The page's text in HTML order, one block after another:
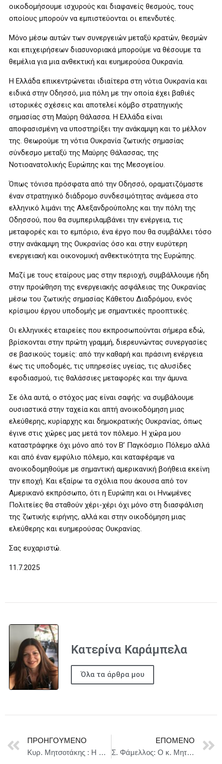
οικοδομήσουμε ισχυρούς και διαφανείς θεσμούς, τους
οποίους μπορούν να εμπιστεύονται οι επενδυτές.
Μόνο μέσω αυτών των συνεργειών μεταξύ κρατών, θεσμών
και επιχειρήσεων διασυνοριακά μπορούμε να θέσουμε τα
θεμέλια για μια ανθεκτική και ευημερούσα Ουκρανία.
Η Ελλάδα επικεντρώνεται ιδιαίτερα στη νότια Ουκρανία και
ειδικά στην Οδησσό, μια πόλη με την οποία έχει βαθιές
ιστορικές σχέσεις και αποτελεί κόμβο στρατηγικής
σημασίας στη Μαύρη Θάλασσα. Η Ελλάδα είναι
αποφασισμένη να υποστηρίξει την ανάκαμψη και το μέλλον
της. Θεωρούμε τη νότια Ουκρανία ζωτικής σημασίας
σύνδεσμο μεταξύ της Μαύρης Θάλασσας, της
Νοτιοανατολικής Ευρώπης και της Μεσογείου.
Όπως τόνισα πρόσφατα από την Οδησσό, οραματιζόμαστε
έναν στρατηγικό διάδρομο συνδεσιμότητας ανάμεσα στο
ελληνικό λιμάνι της Αλεξανδρούπολης και την πόλη της
Οδησσού, που θα συμπεριλαμβάνει την ενέργεια, τις
μεταφορές και το εμπόριο, ένα έργο που θα συμβάλλει τόσο
στην ανάκαμψη της Ουκρανίας όσο και στην ευρύτερη
ενεργειακή και οικονομική ανθεκτικότητα της Ευρώπης.
Μαζί με τους εταίρους μας στην περιοχή, συμβάλλουμε ήδη
στην προώθηση της ενεργειακής ασφάλειας της Ουκρανίας
μέσω του ζωτικής σημασίας Κάθετου Διαδρόμου, ενός
κρίσιμου έργου υποδομής με σημαντικές προοπτικές.
Οι ελληνικές εταιρείες που εκπροσωπούνται σήμερα εδώ,
βρίσκονται στην πρώτη γραμμή, διερευνώντας συνεργασίες
σε βασικούς τομείς: από την καθαρή και πράσινη ενέργεια
έως τις υποδομές, τις υπηρεσίες υγείας, τις αλυσίδες
εφοδιασμού, τις θαλάσσιες μεταφορές και την άμυνα.
Σε όλα αυτά, ο στόχος μας είναι σαφής: να συμβάλουμε
ουσιαστικά στην ταχεία και απτή ανοικοδόμηση μιας
ελεύθερης, κυρίαρχης και δημοκρατικής Ουκρανίας, όπως
έγινε στις χώρες μας μετά τον πόλεμο. Η χώρα μου
καταστράφηκε όχι μόνο από τον Β’ Παγκόσμιο Πόλεμο αλλά
και από έναν εμφύλιο πόλεμο, και καταφέραμε να
ανοικοδομηθούμε με σημαντική αμερικανική βοήθεια εκείνη
την εποχή. Και εξαίρω τα σχόλια που άκουσα από τον
Αμερικανό εκπρόσωπο, ότι η Ευρώπη και οι Ηνωμένες
Πολιτείες θα σταθούν χέρι-χέρι όχι μόνο στη διασφάλιση
της ζωτικής ειρήνης, αλλά και στην οικοδόμηση μιας
ελεύθερης και ευημερούσας Ουκρανίας.
Σας ευχαριστώ.
11.7.2025
Κατερίνα Καράμπελα
Όλα τα άρθρα μου
ΠΡΟΗΓΟΎΜΕΝΟ
Κυρ. Μητσοτάκης : Η Ελλάδα δεν είναι ένας ανοιχτός διάδρομος προς την Ευρώπη
ΕΠΌΜΕΝΟ
Σ. Φάμελλος: Ο κ. Μητσοτάκης επιχειρεί επικίνδυνο αποπροσανατολισμό με το μεταναστευτικό